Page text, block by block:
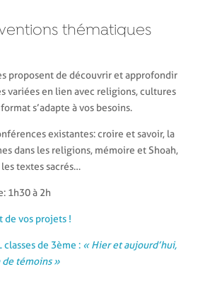
thématiques
proposent de découvrir et approfondir
variées en lien avec religions, cultures
s’adapte à vos besoins.
existantes: croire et savoir, la
dans les religions, mémoire et Shoah,
textes sacrés…
1h30 à 2h
de vos projets !
classes de 3ème : « Hier et aujourd’hui,
témoins »